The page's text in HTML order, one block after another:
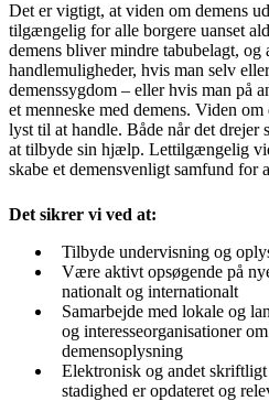
Det er vigtigt, at viden om demens
tilgængelig for alle borgere uanset
demens bliver mindre tabubelagt, og
handlemuligheder, hvis man selv
demenssygdom – eller hvis man på
et menneske med demens. Viden
lyst til at handle. Både når det
at tilbyde sin hjælp. Lettilgængelig
skabe et demensvenligt samfund for
Det sikrer vi ved at:
Tilbyde undervisning og
Være aktivt opsøgende på
nationalt og internationalt
Samarbejde med lokale og
og interesseorganisationer
demensoplysning
Elektronisk og andet
stadighed er opdateret og